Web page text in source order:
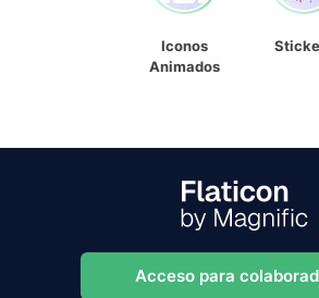
Iconos
Animados
Acceso para